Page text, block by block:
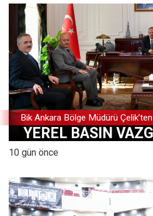
Bik Ankara Bölge Müdürü
YEREL BASIN
10 gün önce